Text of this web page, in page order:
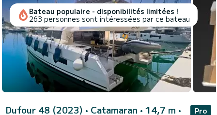
Bateau populaire - disponibilités limitées !
263 personnes sont intéressées par ce bateau
Dufour 48 (2023) • Catamaran • 14,7 m •
Pro